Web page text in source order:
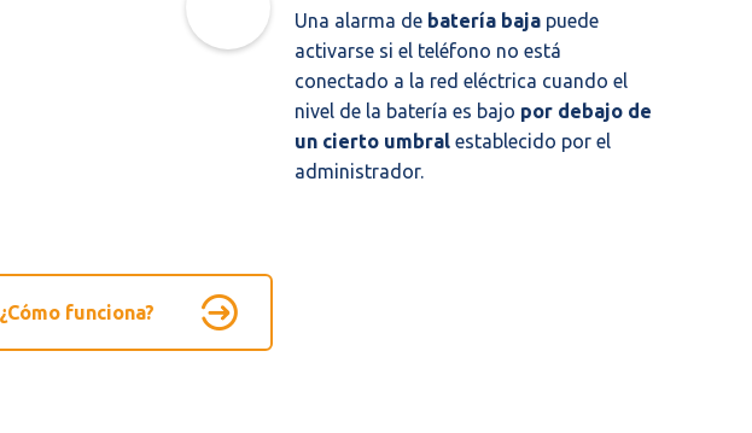
Una alarma de batería baja puede
activarse si el teléfono no está
conectado a la red eléctrica cuando el
nivel de la batería es bajo por debajo de
un cierto umbral establecido por el
administrador.
¿Cómo funciona?